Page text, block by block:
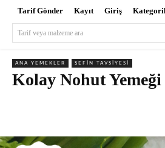
Tarif Gönder Kayıt Giriş
Tarif veya malzeme ara
ANA YEMEKLER ŞEFIN TAVSIYESI
Kolay Nohut Yemeği